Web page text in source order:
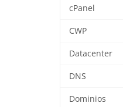
cPanel
CWP
Datacenter
DNS
Dominios